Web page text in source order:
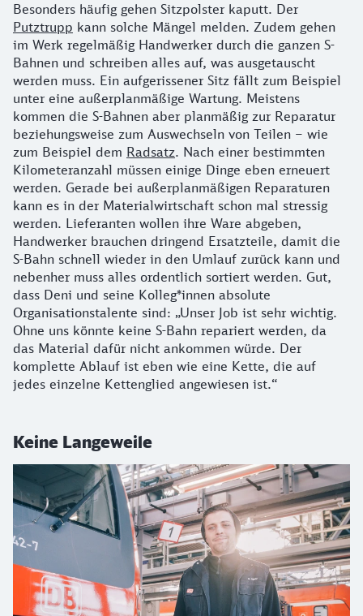
Besonders häufig gehen Sitzpolster kaputt. Der
Putztrupp kann solche Mängel melden. Zudem gehen
im Werk regelmäßig Handwerker durch die ganzen S-
Bahnen und schreiben alles auf, was ausgetauscht
werden muss. Ein aufgerissener Sitz fällt zum Beispiel
unter eine außerplanmäßige Wartung. Meistens
kommen die S-Bahnen aber planmäßig zur Reparatur
beziehungsweise zum Auswechseln von Teilen – wie
zum Beispiel dem Radsatz. Nach einer bestimmten
Kilometeranzahl müssen einige Dinge eben erneuert
werden. Gerade bei außerplanmäßigen Reparaturen
kann es in der Materialwirtschaft schon mal stressig
werden. Lieferanten wollen ihre Ware abgeben,
Handwerker brauchen dringend Ersatzteile, damit die
S-Bahn schnell wieder in den Umlauf zurück kann und
nebenher muss alles ordentlich sortiert werden. Gut,
dass Deni und seine Kolleg*innen absolute
Organisationstalente sind: „Unser Job ist sehr wichtig.
Ohne uns könnte keine S-Bahn repariert werden, da
das Material dafür nicht ankommen würde. Der
komplette Ablauf ist eben wie eine Kette, die auf
jedes einzelne Kettenglied angewiesen ist.“
Keine Langeweile